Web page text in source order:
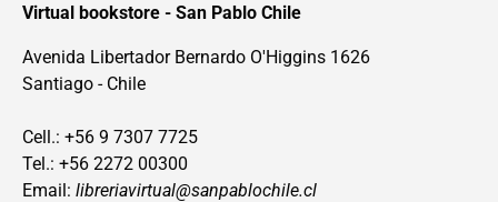
Virtual bookstore - San Pablo Chile
Avenida Libertador Bernardo O'Higgins 1626
Santiago - Chile
Cell.: +56 9 7307 7725
Tel.: +56 2272 00300
Email: libreriavirtual@sanpablochile.cl